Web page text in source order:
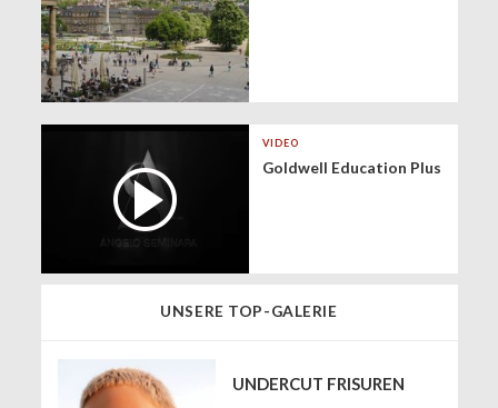
VIDEO
Goldwell Education Plus
UNSERE TOP-GALERIE
UNDERCUT FRISUREN